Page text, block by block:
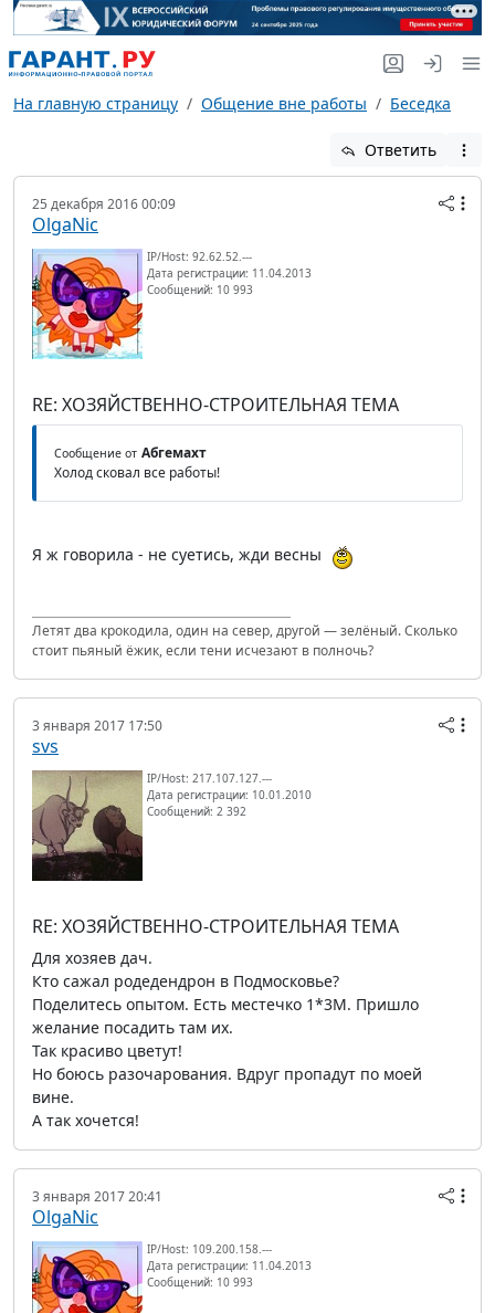
На главную страницу Общение вне работы Беседка
Ответить
25 декабря 2016 00:09
OlgaNic
IP/Host: 92.62.52.---
Дата регистрации: 11.04.2013
Сообщений: 10 993
RE: ХОЗЯЙСТВЕННО-СТРОИТЕЛЬНАЯ ТЕМА
Сообщение от Абгемахт
Холод сковал все работы!
Я ж говорила - не суетись, жди весны
Летят два крокодила, один на север, другой — зелёный. Сколько
стоит пьяный ёжик, если тени исчезают в полночь?
3 января 2017 17:50
svs
IP/Host: 217.107.127.---
Дата регистрации: 10.01.2010
Сообщений: 2 392
RE: ХОЗЯЙСТВЕННО-СТРОИТЕЛЬНАЯ ТЕМА
Для хозяев дач.
Кто сажал родедендрон в Подмосковье?
Поделитесь опытом. Есть местечко 1*3М. Пришло
желание посадить там их.
Так красиво цветут!
Но боюсь разочарования. Вдруг пропадут по моей
вине.
А так хочется!
3 января 2017 20:41
OlgaNic
IP/Host: 109.200.158.---
Дата регистрации: 11.04.2013
Сообщений: 10 993